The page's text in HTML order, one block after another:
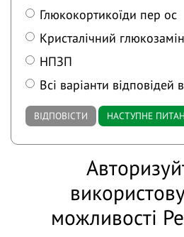
Глюкокортикоїди пер ос
Кристалічний
НПЗП
Всі варіанти відповідей
ВІДПОВІСТИ НАСТУПНЕ
можливості